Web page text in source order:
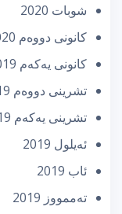
شوبات 2020
كانونی دووه‌م 2020
كانونی یه‌كه‌م 2019
تشرینی دووه‌م 2019
تشرینی یه‌كه‌م 2019
ئه‌یلول 2019
ئاب 2019
تەممووز 2019